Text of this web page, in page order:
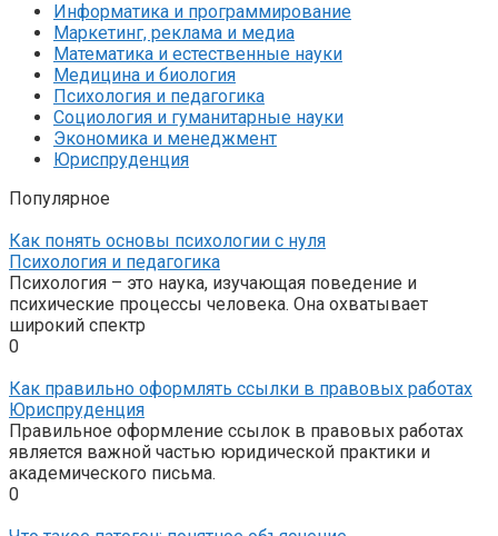
Информатика и программирование
Маркетинг, реклама и медиа
Математика и естественные науки
Медицина и биология
Психология и педагогика
Социология и гуманитарные науки
Экономика и менеджмент
Юриспруденция
Популярное
Как понять основы психологии с нуля
Психология и педагогика
Психология – это наука, изучающая поведение и
психические процессы человека. Она охватывает
широкий спектр
0
Как правильно оформлять ссылки в правовых работах
Юриспруденция
Правильное оформление ссылок в правовых работах
является важной частью юридической практики и
академического письма.
0